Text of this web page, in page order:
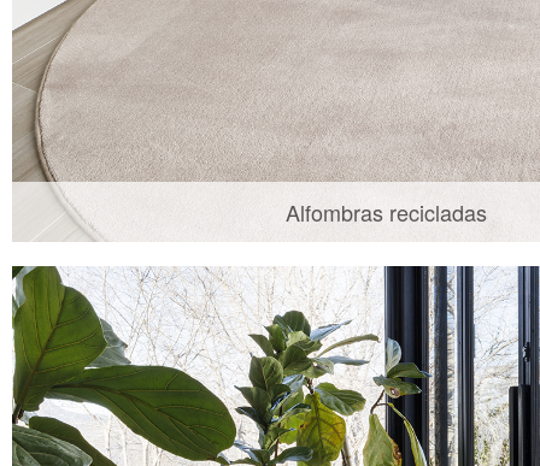
Alfombras recicladas